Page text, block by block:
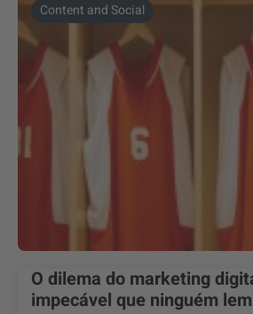
Content and Social
O dilema do marketing
impecável que ninguém